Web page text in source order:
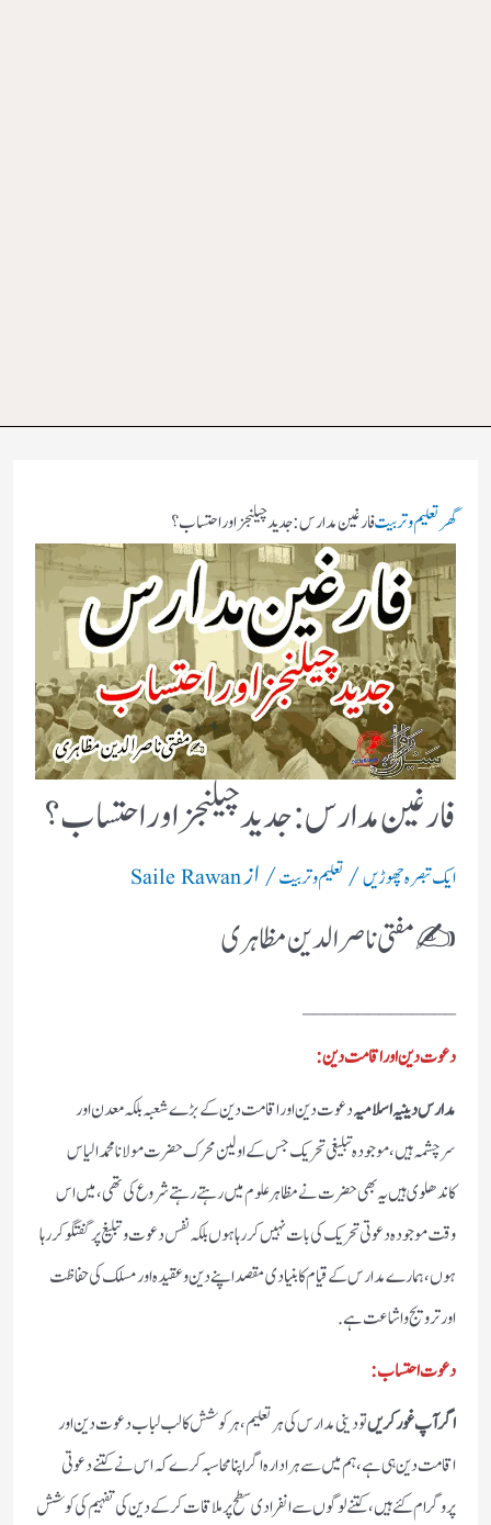
گھرتعلیم و تربیتفارغین مدارس:جدید چیلنجز اور احتساب؟
فارغین مدارس:جدید چیلنجز اور احتساب؟
ایک تبصرہ چھوڑیں/ تعلیم و تربیت/ ازSaile Rawan
✍ مفتی ناصر الدین مظاہری
دعوت دین اور اقامت دین:
مدارس دینیہ اسلامیہدعوت دین اور اقامت دین کے بڑے شعبہ بلکہ معدن اور
سرچشمہ ہیں، موجودہ تبلیغی تحریک جس کے اولین محرک حضرت مولانا محمد الیاس
کاندھلوی ہیں یہ بھی حضرت نے مظاہرعلوم میں رہتے رہتے شروع کی تھی، میں اس
وقت موجودہ دعوتی تحریک کی بات نہیں کررہا ہوں بلکہ نفس دعوت وتبلیغ پر گفتگو کررہا
ہوں، ہمارے مدارس کے قیام کا بنیادی مقصد اپنے دین و عقیدہ اور مسلک کی حفاظت
اور ترویج واشاعت ہے.
دعوت احتساب:
اگر آپ غور کریںتو دینی مدارس کی ہر تعلیم، ہر کوشش کا لب لباب دعوت دین اور
اقامت دین ہی ہے، ہم میں سے ہر ادارہ اگر اپنا محاسبہ کرے کہ اس نے کتنے دعوتی
پروگرام کئے ہیں، کتنے لوگوں سے انفرادی سطح پر ملاقات کرکے دین کی تفہیم کی کوشش